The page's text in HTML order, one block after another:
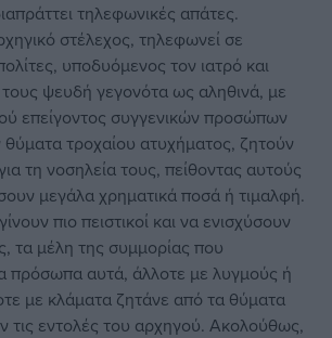
τηλεφωνικές απάτες.
στέλεχος, τηλεφωνεί σε
υποδυόμενος τον ιατρό και
ψευδή γεγονότα ως αληθινά, με
επείγοντος συγγενικών προσώπων
τροχαίου ατυχήματος, ζητούν
τη νοσηλεία τους, πείθοντας αυτούς
μεγάλα χρηματικά ποσά ή τιμαλφή.
πιο πειστικοί και να ενισχύσουν
τα μέλη της συμμορίας που
πρόσωπα αυτά, άλλοτε με λυγμούς ή
με κλάματα ζητάνε από τα θύματα
τις εντολές του αρχηγού. Ακολούθως,